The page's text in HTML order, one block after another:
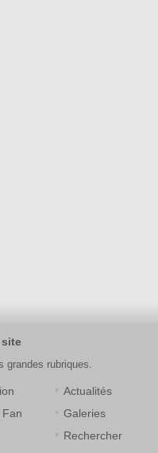
site
grandes rubriques.
Actualités
Galeries
Rechercher